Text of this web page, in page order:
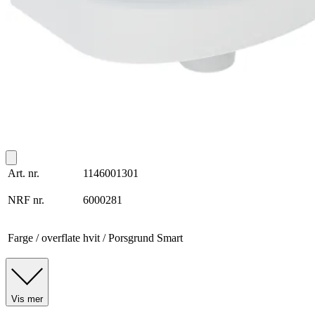
Art. nr. 1146001301
NRF nr. 6000281
Farge / overflate hvit / Porsgrund Smart
Vis mer